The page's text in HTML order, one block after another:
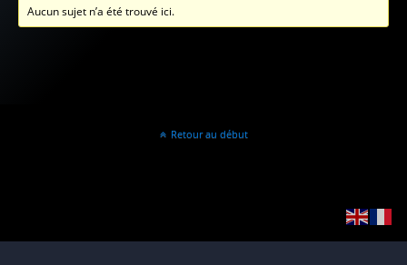
Aucun sujet n’a été trouvé ici.
Retour au début